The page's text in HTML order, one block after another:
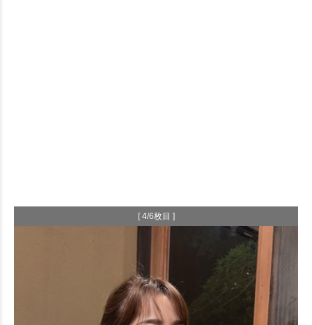
[ 4/6枚目 ]